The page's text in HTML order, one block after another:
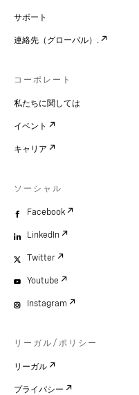
サポート
連絡先（グローバル）.
コーポレート
私たちに関しては
イベント
キャリア
ソーシャル
Facebook
LinkedIn
Twitter
Youtube
Instagram
リーガル/ポリシー
リーガル
プライバシー